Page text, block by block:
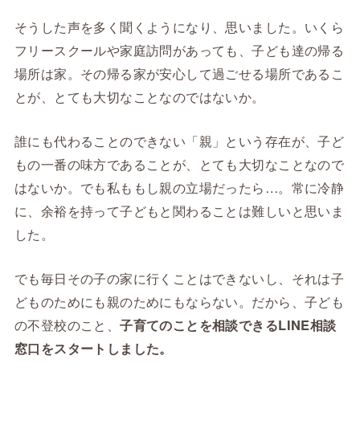
そうした声を多く聞くようになり、思いました。いくら
フリースクールや家庭訪問があっても、子ども達の帰る
場所は家。その帰る家が安心して過ごせる場所であるこ
とが、とても大切なことなのではないか。
誰にも代わることのできない「親」という存在が、子ど
もの一番の味方であることが、とても大切なことなので
はないか。でも私ももし親の立場だったら…。常に冷静
に、余裕を持って子どもと関わることは難しいと思いま
した。
でも毎日その子の家に行くことはできないし、それは子
どものためにも親のためにもならない。だから、子ども
の不登校のこと、子育てのことを相談できるLINE相談
窓口をスタートしました。